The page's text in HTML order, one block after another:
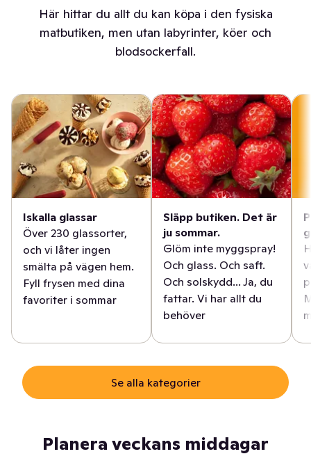
Här hittar du allt du kan köpa i den fysiska
matbutiken, men utan labyrinter, köer och
blodsockerfall.
Iskalla glassar
Över 230 glassorter,
och vi låter ingen
smälta på vägen hem.
Fyll frysen med dina
favoriter i sommar
Släpp butiken. Det är
ju sommar.
Glöm inte myggspray!
Och glass. Och saft.
Och solskydd... Ja, du
fattar. Vi har allt du
behöver
Se alla kategorier
Planera veckans middagar